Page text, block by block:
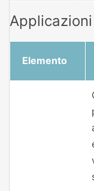
Elemento